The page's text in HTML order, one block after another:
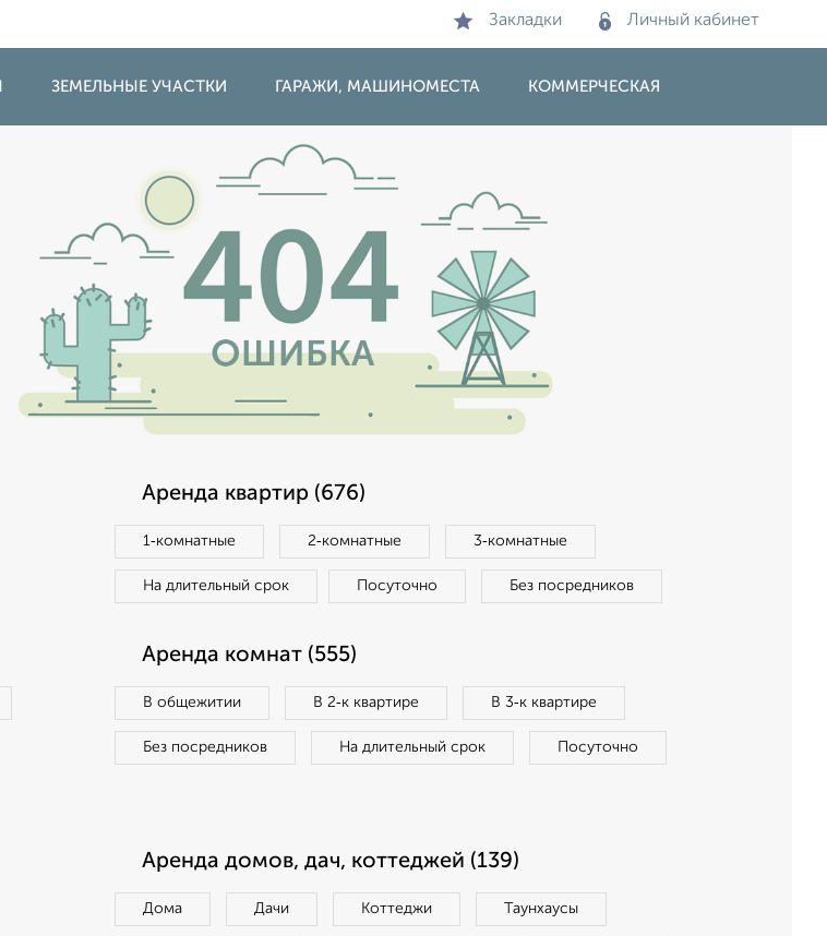
Закладки Личный кабинет
ЗЕМЕЛЬНЫЕ УЧАСТКИ ГАРАЖИ, МАШИНОМЕСТА КОММЕРЧЕСКАЯ
Аренда квартир (676)
1‑комнатные 2‑комнатные 3‑комнатные
На длительный срок Посуточно Без посредников
Аренда комнат (555)
В общежитии В 2‑к квартире В 3‑к квартире
Без посредников На длительный срок Посуточно
Аренда домов, дач, коттеджей (139)
Дома Дачи Коттеджи Таунхаусы